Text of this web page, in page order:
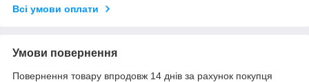
Всі умови оплати
Умови повернення
Повернення товару впродовж 14 днів за рахунок покупця